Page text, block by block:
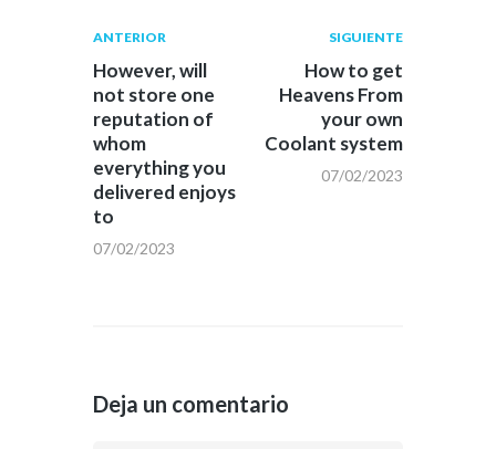
Navegación
de
entradas
Publicación
anterior:
ANTERIOR
However, will
not store one
reputation of
whom
everything you
delivered enjoys
to
07/02/2023
Siguiente
post:
SIGUIENTE
How to get
Heavens From
your own
Coolant system
07/02/2023
Deja un comentario